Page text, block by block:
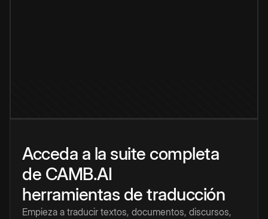
Acceda a la suite completa
de CAMB.AI
herramientas de traducción
Empieza a traducir textos, documentos, discursos,